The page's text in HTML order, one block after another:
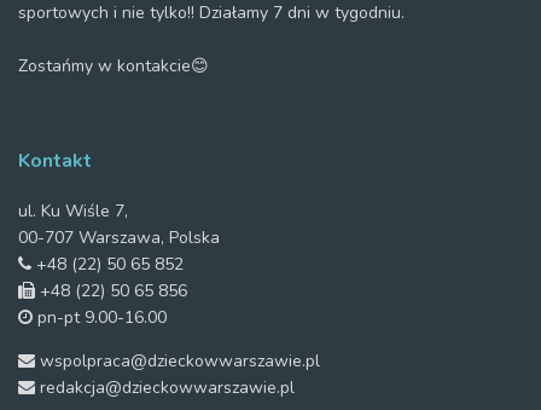
sportowych i nie tylko!! Działamy 7 dni w tygodniu.
Zostańmy w kontakcie😊
Kontakt
ul. Ku Wiśle 7,
00-707 Warszawa, Polska
+48 (22) 50 65 852
+48 (22) 50 65 856
pn-pt 9.00-16.00
wspolpraca@dzieckowwarszawie.pl
redakcja@dzieckowwarszawie.pl